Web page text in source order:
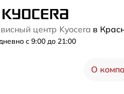
центр Kyocera в
с 9:00 до 21:00
О